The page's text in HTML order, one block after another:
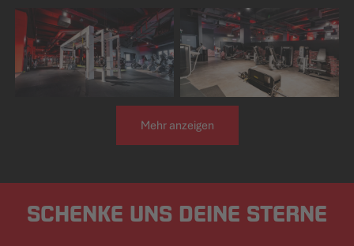
Mehr anzeigen
SCHENKE UNS DEINE STERNE